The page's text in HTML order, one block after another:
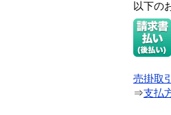
以下の
売掛取
⇒支払